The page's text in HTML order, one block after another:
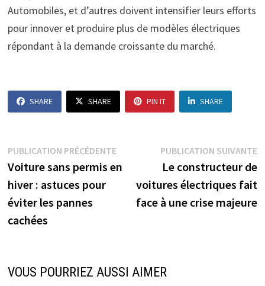
Automobiles, et d’autres doivent intensifier leurs efforts
pour innover et produire plus de modèles électriques
répondant à la demande croissante du marché.
SHARE SHARE PIN IT SHARE
Navigation
de
l’article
PUBLICATION PRÉCÉDENTEPublication
précédente :
Voiture sans permis en
hiver : astuces pour
éviter les pannes
cachées
PUBLICATION SUIVANTE
Le constructeur de
voitures électriques fait
face à une crise majeure
VOUS POURRIEZ AUSSI AIMER